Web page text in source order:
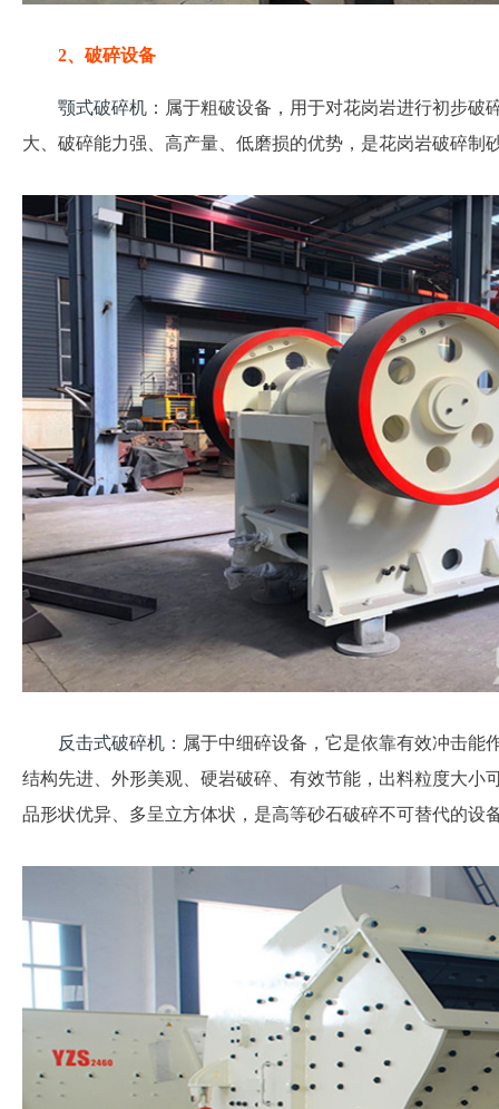
2、破碎设备
颚式破碎机 ：属于粗破设备，用于对花岗岩进行初步
大、破碎能力强、高产量、低磨损的优势，是花岗岩破碎制
反击式破碎机 ：属于中细碎设备，它是依靠有效冲击
结构先进、外形美观、硬岩破碎、有效节能，出料粒度大小
品形状优异、多呈立方体状，是高等砂石破碎不可替代的设